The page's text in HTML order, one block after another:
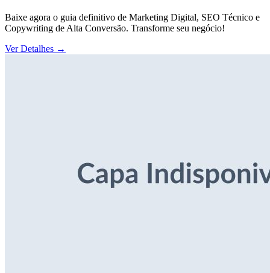
Baixe agora o guia definitivo de Marketing Digital, SEO Técnico e
Copywriting de Alta Conversão. Transforme seu negócio!
Ver Detalhes →